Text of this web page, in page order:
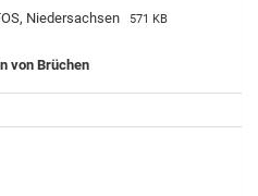
Niedersachsen 571 KB
von Brüchen